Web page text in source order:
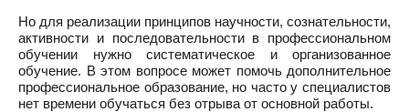
Но для реализации принципов научности, сознательности,
активности и последовательности в профессиональном
обучении нужно систематическое и организованное
обучение. В этом вопросе может помочь дополнительное
профессиональное образование, но часто у специалистов
нет времени обучаться без отрыва от основной работы.